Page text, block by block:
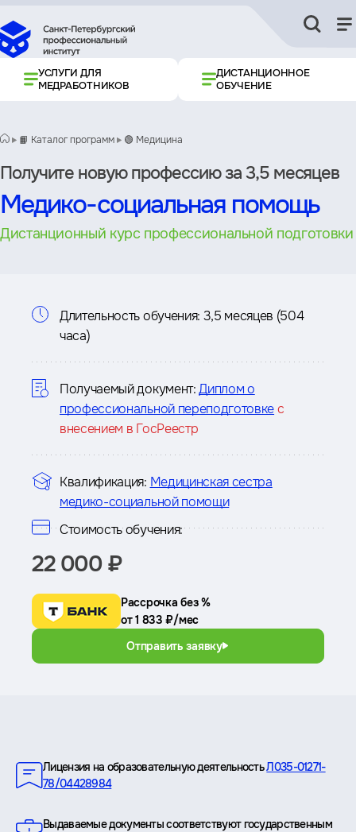
УСЛУГИ ДЛЯ
МЕДРАБОТНИКОВ
ДИСТАНЦИОННОЕ
ОБУЧЕНИЕ
📙 Каталог программ 🟢 Медицина
Получите новую профессию за 3,5 месяцев
Медико-социальная помощь
Дистанционный курс профессиональной подготовки
Информация
курсе
Длительность обучения: 3,5 месяцев (504
часа)
Получаемый документ: Диплом о
профессиональной переподготовкес
внесением в ГосРеестр
Квалификация: Медицинская сестра
медико-социальной помощи
Стоимость обучения:
22 000 ₽
Рассрочка без %
от 1 833 ₽/мес
Отправить заявку
Лицензия на образовательную деятельностьЛ035-01271-
78/04428984
Выдаваемые документы соответствуют государственным